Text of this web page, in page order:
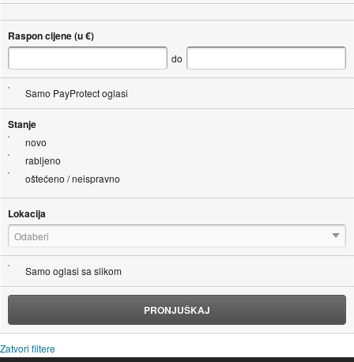
Raspon cijene (u €)
do
Samo PayProtect oglasi
Stanje
novo
rabljeno
oštećeno / neispravno
Lokacija
Odaberi
Samo oglasi sa slikom
PRONJUŠKAJ
Zatvori filtere